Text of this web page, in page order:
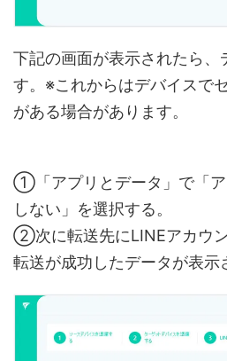
下記の画面が表示されたら、
す。※これからはデバイスで
がある場合があります。
①「アプリとデータ」で「ア
しない」を選択する。
②次に転送先にLINEアカウ
転送が成功したデータが表示